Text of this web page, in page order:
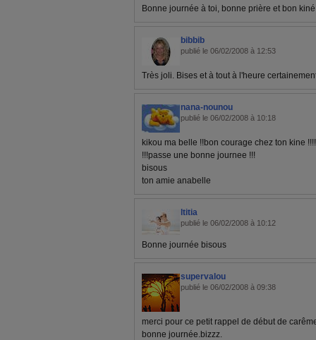
Bonne journée à toi, bonne prière et bon
bibbib
publié le 06/02/2008 à 12:53
Très joli. Bises et à tout à l'heure
nana-nounou
publié le 06/02/2008 à 10:18
kikou ma belle !!bon courage chez ton kine
!!!passe une bonne journee !!!
bisous
ton amie anabelle
ltitia
publié le 06/02/2008 à 10:12
Bonne journée bisous
supervalou
publié le 06/02/2008 à 09:38
merci pour ce petit rappel de début de
bonne journée.bizzz.